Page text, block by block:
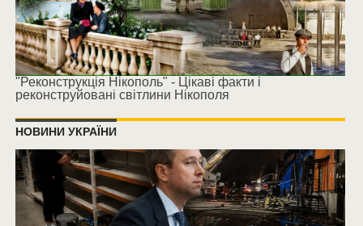
"Реконструкція Нікополь" - Цікаві факти і
реконструйовані світлини Нікополя
НОВИНИ УКРАЇНИ